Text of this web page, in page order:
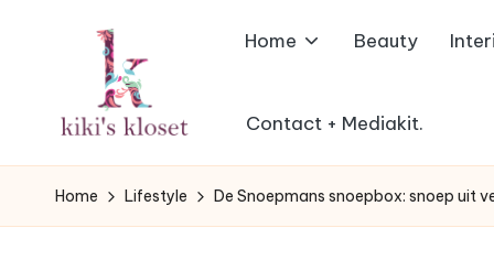
K
i
met
een
Home Beauty
Contact + Mediakit.
Home Lifestyle De Snoepmans snoepbox: snoep uit